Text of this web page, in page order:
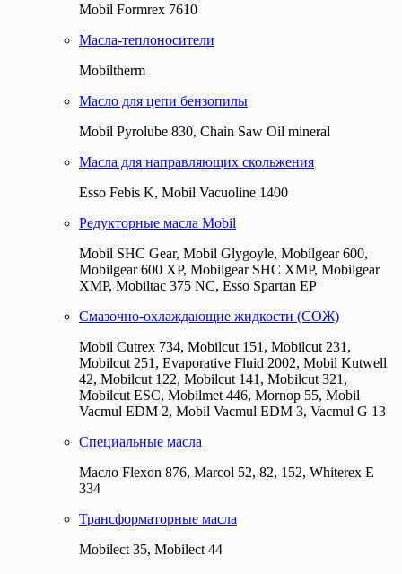
Mobil Formrex 7610
Масла-теплоносители
Mobiltherm
Масло для цепи бензопилы
Mobil Pyrolube 830, Chain Saw Oil mineral
Масла для направляющих скольжения
Esso Febis K, Mobil Vacuoline 1400
Редукторные масла Mobil
Mobil SHC Gear, Mobil Glygoyle, Mobilgear 600,
Mobilgear 600 XP, Mobilgear SHC XMP, Mobilgear
XМP, Mobiltac 375 NC, Esso Spartan EP
Смазочно-охлаждающие жидкости (СОЖ)
Mobil Cutrex 734, Mobilcut 151, Mobilcut 231,
Mobilcut 251, Evaporative Fluid 2002, Mobil Kutwell
42, Mobilcut 122, Mobilcut 141, Mobilcut 321,
Mobilcut ESC, Mobilmet 446, Mornop 55, Mobil
Vacmul EDM 2, Mobil Vacmul EDM 3, Vacmul G 13
Специальные масла
Масло Flexon 876, Marcol 52, 82, 152, Whiterex E
334
Трансформаторные масла
Mobilect 35, Mobilect 44